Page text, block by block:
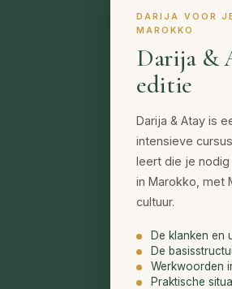
DARIJA VOOR
MAROKKO
Darija &
editie
Darija & Atay is
intensieve
leert die je
in Marokko, met
cultuur.
De klanken en
De
Werkwoorden
Praktische